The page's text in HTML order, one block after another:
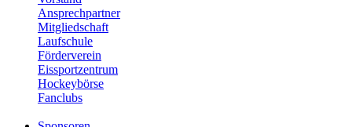
Ansprechpartner
Mitgliedschaft
Laufschule
Förderverein
Eissportzentrum
Hockeybörse
Fanclubs